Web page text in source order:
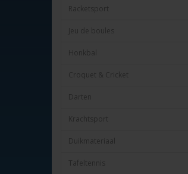
Racketsport
Jeu de boules
Honkbal
Croquet & Cricket
Darten
Krachtsport
Duikmateriaal
Tafeltennis